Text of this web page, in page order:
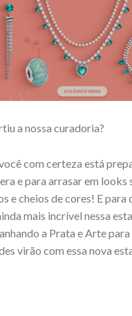
a nossa curadoria?
com certeza está
e para arrasar em looks
e cheios de cores! E para
mais incrível nessa
a Prata e Arte
virão com essa nova